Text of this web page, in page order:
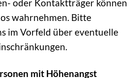
oder Kontaktträger können
wahrnehmen. Bitte
im Vorfeld über eventuelle
mit Höhenangst